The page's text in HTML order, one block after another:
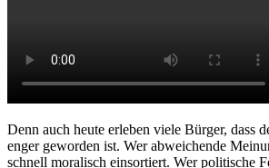
Denn auch heute erleben viele Bürger, dass
enger geworden ist. Wer abweichende
schnell moralisch einsortiert. Wer politische